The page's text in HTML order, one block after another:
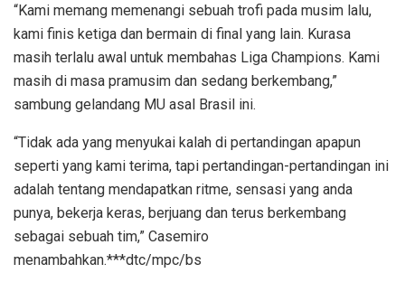
“Kami memang memenangi sebuah trofi pada musim lalu,
kami finis ketiga dan bermain di final yang lain. Kurasa
masih terlalu awal untuk membahas Liga Champions. Kami
masih di masa pramusim dan sedang berkembang,”
sambung gelandang MU asal Brasil ini.
“Tidak ada yang menyukai kalah di pertandingan apapun
seperti yang kami terima, tapi pertandingan-pertandingan ini
adalah tentang mendapatkan ritme, sensasi yang anda
punya, bekerja keras, berjuang dan terus berkembang
sebagai sebuah tim,” Casemiro
menambahkan.***dtc/mpc/bs